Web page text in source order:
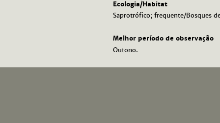
Ecologia/Habitat
Saprotrófico; frequente/Bosques
Melhor período de observação
Outono.